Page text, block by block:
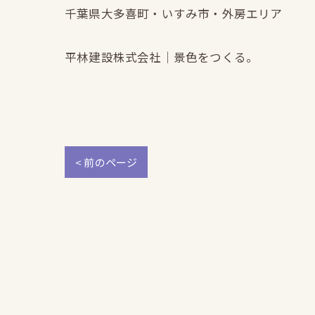
千葉県大多喜町・いすみ市・外房エリア
平林建設株式会社｜景色をつくる。
< 前のページ